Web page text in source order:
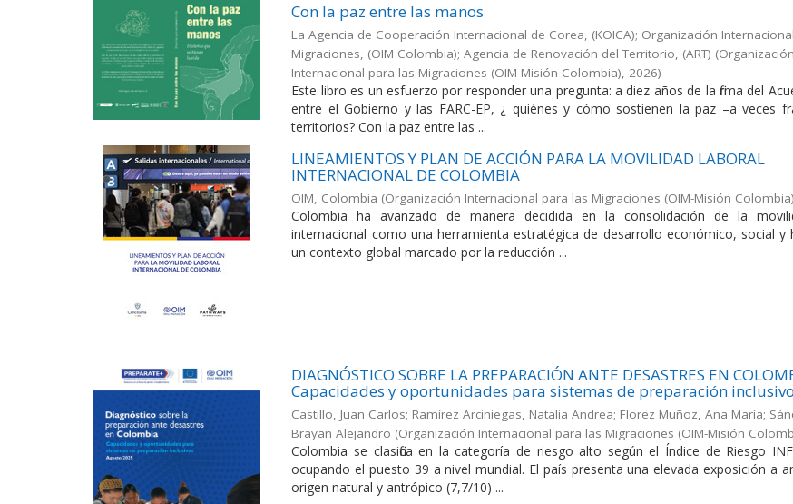
Con la paz entre las manos
La Agencia de Cooperación Internacional de Corea, (KOICA); Organización
Migraciones, (OIM Colombia); Agencia de Renovación del Territorio, (ART) (Organización
Internacional para las Migraciones (OIM-Misión Colombia), 2026)
Este libro es un esfuerzo por responder una pregunta: a diez años de la firma del
entre el Gobierno y las FARC-EP, ¿ quiénes y cómo sostienen la paz –a veces
territorios? Con la paz entre las ...
LINEAMIENTOS Y PLAN DE ACCIÓN PARA LA MOVILIDAD LABORAL
INTERNACIONAL DE COLOMBIA
OIM, Colombia (Organización Internacional para las Migraciones (OIM-Misión Colombia)
Colombia ha avanzado de manera decidida en la consolidación de la
internacional como una herramienta estratégica de desarrollo económico, social y
un contexto global marcado por la reducción ...
DIAGNÓSTICO SOBRE LA PREPARACIÓN ANTE DESASTRES EN
Capacidades y oportunidades para sistemas de preparación
Castillo, Juan Carlos; Ramírez Arciniegas, Natalia Andrea; Florez Muñoz, Ana María;
Brayan Alejandro (Organización Internacional para las Migraciones (OIM-Misión
Colombia se clasifica en la categoría de riesgo alto según el Índice de Riesgo
ocupando el puesto 39 a nivel mundial. El país presenta una elevada exposición a
origen natural y antrópico (7,7/10) ...